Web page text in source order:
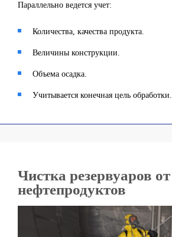
Параллельно ведется учет:
Количества, качества продукта.
Величины конструкции.
Объема осадка.
Учитывается конечная цель обработки.
Чистка резервуаров от
нефтепродуктов